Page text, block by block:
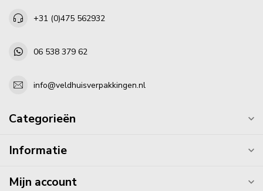
+31 (0)475 562932
06 538 379 62
info@veldhuisverpakkingen.nl
Categorieën
Informatie
Mijn account